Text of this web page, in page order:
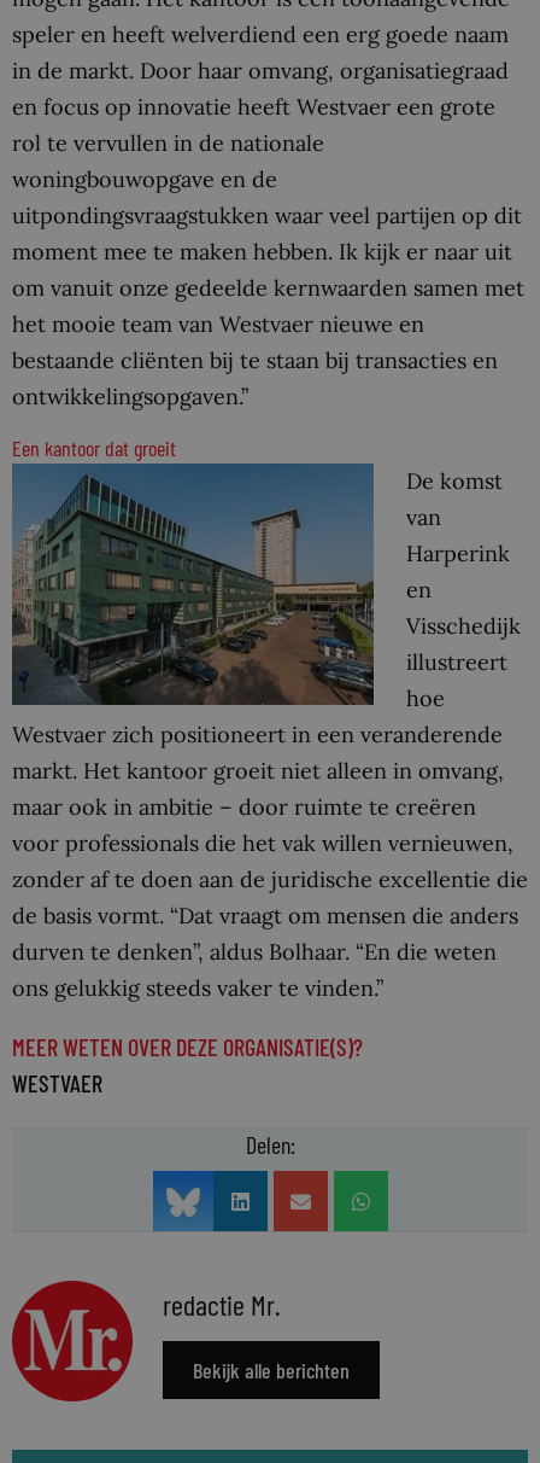
speler en heeft welverdiend een erg goede naam
in de markt. Door haar omvang, organisatiegraad
en focus op innovatie heeft Westvaer een grote
rol te vervullen in de nationale
woningbouwopgave en de
uitpondingsvraagstukken waar veel partijen op dit
moment mee te maken hebben. Ik kijk er naar uit
om vanuit onze gedeelde kernwaarden samen met
het mooie team van Westvaer nieuwe en
bestaande cliënten bij te staan bij transacties en
ontwikkelingsopgaven.”
Een kantoor dat groeit
De komst
van
Harperink
en
Visschedijk
illustreert
hoe
Westvaer zich positioneert in een veranderende
markt. Het kantoor groeit niet alleen in omvang,
maar ook in ambitie – door ruimte te creëren
voor professionals die het vak willen vernieuwen,
zonder af te doen aan de juridische excellentie die
de basis vormt. “Dat vraagt om mensen die anders
durven te denken”, aldus Bolhaar. “En die weten
ons gelukkig steeds vaker te vinden.”
MEER WETEN OVER DEZE ORGANISATIE(S)?
WESTVAER
Delen:
redactie Mr.
Bekijk alle berichten